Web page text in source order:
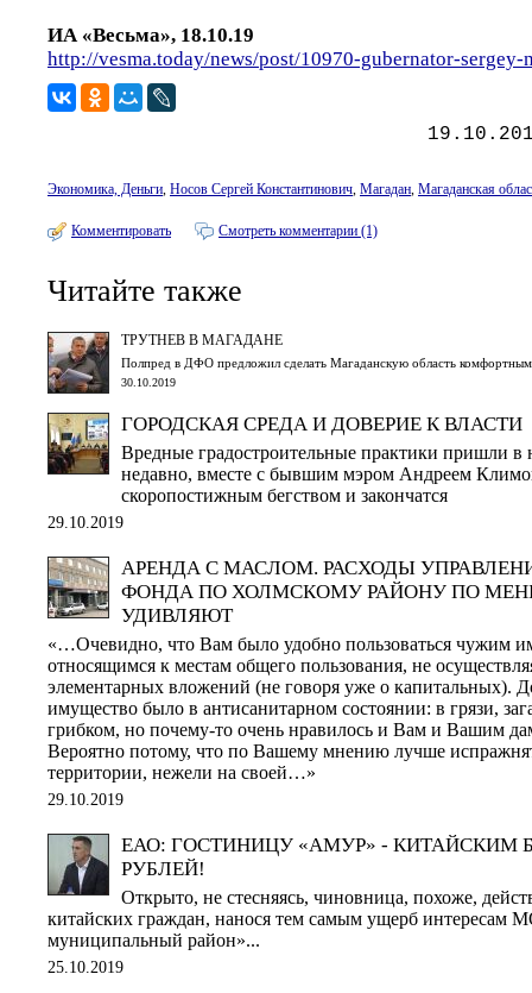
ИА «Весьма», 18.10.19
http://vesma.today/news/post/10970-gubernator-sergey-
Экономика, Деньги, Носов Сергей Константинович, Магадан, Магаданская
Комментировать Смотреть комментарии (1)
Читайте также
ТРУТНЕВ В МАГАДАНЕ
Полпред в ДФО предложил сделать Магаданскую область
30.10.2019
ГОРОДСКАЯ СРЕДА И ДОВЕРИЕ К ВЛАСТИ
Вредные градостроительные практики пришли в
недавно, вместе с бывшим мэром Андреем
скоропостижным бегством и закончатся
29.10.2019
АРЕНДА С МАСЛОМ. РАСХОДЫ
ФОНДА ПО ХОЛМСКОМУ РАЙОНУ ПО
УДИВЛЯЮТ
«…Очевидно, что Вам было удобно пользоваться чужим
относящимся к местам общего пользования, не
элементарных вложений (не говоря уже о капитальных).
имущество было в антисанитарном состоянии: в грязи,
грибком, но почему-то очень нравилось и Вам и Вашим
Вероятно потому, что по Вашему мнению лучше
территории, нежели на своей…»
29.10.2019
ЕАО: ГОСТИНИЦУ «АМУР» - КИТАЙСКИМ
РУБЛЕЙ!
Открыто, не стесняясь, чиновница, похоже,
китайских граждан, нанося тем самым ущерб интересам
муниципальный район»...
25.10.2019